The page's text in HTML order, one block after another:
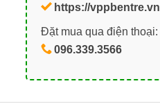
https://vppbentre.vn
Đặt mua qua điện thoại:
096.339.3566